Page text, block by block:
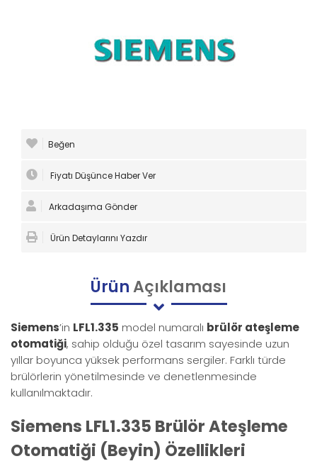
Beğen
Fiyatı Düşünce Haber Ver
Arkadaşıma Gönder
Ürün Detaylarını Yazdır
ÜrünAçıklaması
Siemens’in LFL1.335 model numaralı brülör ateşleme
otomatiği, sahip olduğu özel tasarım sayesinde uzun
yıllar boyunca yüksek performans sergiler. Farklı türde
brülörlerin yönetilmesinde ve denetlenmesinde
kullanılmaktadır.
Siemens LFL1.335 Brülör Ateşleme
Otomatiği (Beyin) Özellikleri